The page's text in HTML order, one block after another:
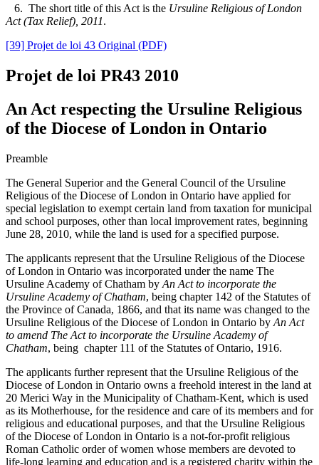
6. The short title of this Act is the Ursuline Religious of London
Act (Tax Relief), 2011.
[39] Projet de loi 43 Original (PDF)
Projet de loi PR43 2010
An Act respecting the Ursuline Religious
of the Diocese of London in Ontario
Preamble
The General Superior and the General Council of the Ursuline
Religious of the Diocese of London in Ontario have applied for
special legislation to exempt certain land from taxation for municipal
and school purposes, other than local improvement rates, beginning
June 28, 2010, while the land is used for a specified purpose.
The applicants represent that the Ursuline Religious of the Diocese
of London in Ontario was incorporated under the name The
Ursuline Academy of Chatham by An Act to incorporate the
Ursuline Academy of Chatham, being chapter 142 of the Statutes of
the Province of Canada, 1866, and that its name was changed to the
Ursuline Religious of the Diocese of London in Ontario by An Act
to amend The Act to incorporate the Ursuline Academy of
Chatham, being chapter 111 of the Statutes of Ontario, 1916.
The applicants further represent that the Ursuline Religious of the
Diocese of London in Ontario owns a freehold interest in the land at
20 Merici Way in the Municipality of Chatham-Kent, which is used
as its Motherhouse, for the residence and care of its members and for
religious and educational purposes, and that the Ursuline Religious
of the Diocese of London in Ontario is a not-for-profit religious
Roman Catholic order of women whose members are devoted to
life-long learning and education and is a registered charity within the